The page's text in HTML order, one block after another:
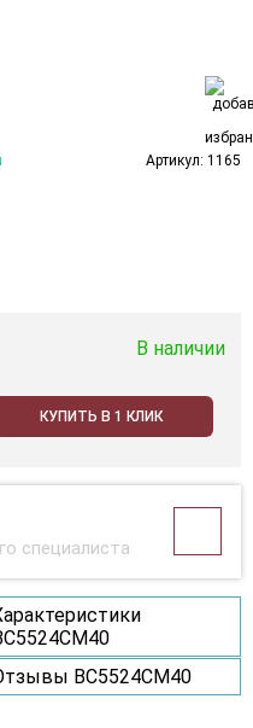
Артикул: 1165
В наличии
КУПИТЬ В 1 КЛИК
специалиста
ВС5524СМ40